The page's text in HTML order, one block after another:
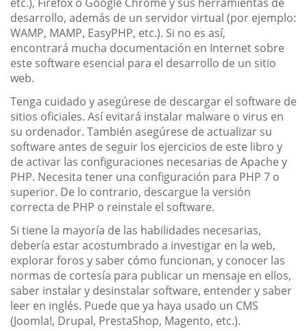
desarrollo, además de un servidor virtual (por ejemplo:
WAMP, MAMP, EasyPHP, etc.). Si no es así,
encontrará mucha documentación en Internet sobre
este software esencial para el desarrollo de un sitio
web.
Tenga cuidado y asegúrese de descargar el software de
sitios oficiales. Así evitará instalar malware o virus en
su ordenador. También asegúrese de actualizar su
software antes de seguir los ejercicios de este libro y
de activar las configuraciones necesarias de Apache y
PHP. Necesita tener una configuración para PHP 7 o
superior. De lo contrario, descargue la versión
correcta de PHP o reinstale el software.
Si tiene la mayoría de las habilidades necesarias,
debería estar acostumbrado a investigar en la web,
explorar foros y saber cómo funcionan, y conocer las
normas de cortesía para publicar un mensaje en ellos,
saber instalar y desinstalar software, entender y saber
leer en inglés. Puede que ya haya usado un CMS
(Joomla!, Drupal, PrestaShop, Magento, etc.).